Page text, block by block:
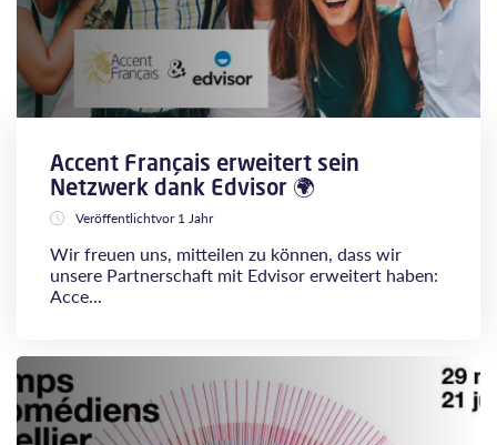
Accent Français erweitert sein
Netzwerk dank Edvisor 🌍
Veröffentlichtvor 1 Jahr
Wir freuen uns, mitteilen zu können, dass wir
unsere Partnerschaft mit Edvisor erweitert haben:
Acce...